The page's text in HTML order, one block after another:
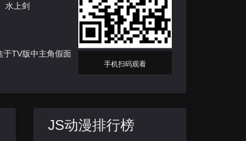
水上剑
于TV版中主角假面
手机扫码观看
JS动漫排行榜